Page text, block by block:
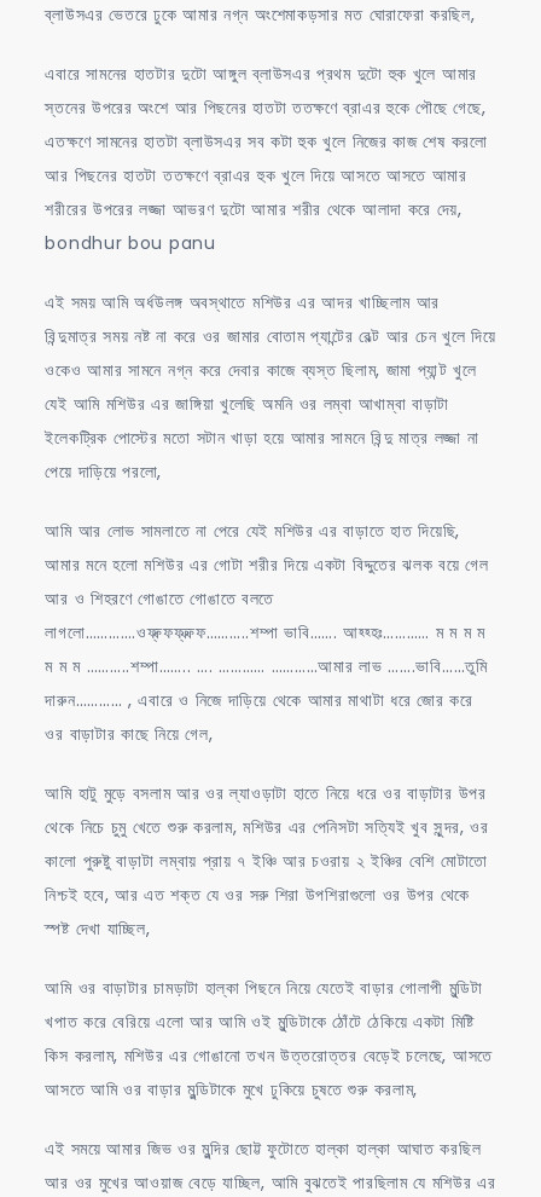
ব্লাউসএর ভেতরে ঢুকে আমার নগ্ন অংশেমাকড়সার মত ঘোরাফেরা করছিল,
এবারে সামনের হাতটার দুটো আঙ্গুল ব্লাউসএর প্রথম দুটো হুক খুলে আমার
স্তনের উপরের অংশে আর পিছনের হাতটা ততক্ষণে ব্রাএর হুকে পৌছে গেছে,
এতক্ষণে সামনের হাতটা ব্লাউসএর সব কটা হুক খুলে নিজের কাজ শেষ করলো
আর পিছনের হাতটা ততক্ষণে ব্রাএর হুক খুলে দিয়ে আসতে আসতে আমার
শরীরের উপরের লজ্জা আভরণ দুটো আমার শরীর থেকে আলাদা করে দেয়,
bondhur bou panu
এই সময় আমি অর্ধউলঙ্গ অবস্থাতে মশিউর এর আদর খাচ্ছিলাম আর
বিন্দুমাত্র সময় নষ্ট না করে ওর জামার বোতাম প্যান্টের বেল্ট আর চেন খুলে দিয়ে
ওকেও আমার সামনে নগ্ন করে দেবার কাজে ব্যস্ত ছিলাম, জামা প্যান্ট খুলে
যেই আমি মশিউর এর জাঙ্গিয়া খুলেছি অমনি ওর লম্বা আখাম্বা বাড়াটা
ইলেকট্রিক পোস্টের মতো সটান খাড়া হয়ে আমার সামনে বিন্দু মাত্র লজ্জা না
পেয়ে দাড়িয়ে পরলো,
আমি আর লোভ সামলাতে না পেরে যেই মশিউর এর বাড়াতে হাত দিয়েছি,
আমার মনে হলো মশিউর এর গোটা শরীর দিয়ে একটা বিদ্দুতের ঝলক বয়ে গেল
আর ও শিহরণে গোঙাতে গোঙাতে বলতে
লাগলো………….ওফ্ফ্ফফ্ফ্ফ্ফ………..শম্পা ভাবি……. আহ্হ্হঃ………… ম ম ম ম
ম ম ম ………..শম্পা…….. …. ………… …………আমার লাভ …….ভাবি……তুমি
দারুন………… , এবারে ও নিজে দাড়িয়ে থেকে আমার মাথাটা ধরে জোর করে
ওর বাড়াটার কাছে নিয়ে গেল,
আমি হাটু মুড়ে বসলাম আর ওর ল্যাওড়াটা হাতে নিয়ে ধরে ওর বাড়াটার উপর
থেকে নিচে চুমু খেতে শুরু করলাম, মশিউর এর পেনিসটা সত্যিই খুব সুন্দর, ওর
কালো পুরুষ্টু বাড়াটা লম্বায় প্রায় ৭ ইঞ্চি আর চওরায় ২ ইঞ্চির বেশি মোটাতো
নিশ্চই হবে, আর এত শক্ত যে ওর সরু শিরা উপশিরাগুলো ওর উপর থেকে
স্পষ্ট দেখা যাচ্ছিল,
আমি ওর বাড়াটার চামড়াটা হাল্কা পিছনে নিয়ে যেতেই বাড়ার গোলাপী মুন্ডিটা
খপাত করে বেরিয়ে এলো আর আমি ওই মুন্ডিটাকে ঠোঁটে ঠেকিয়ে একটা মিষ্টি
কিস করলাম, মশিউর এর গোঙানো তখন উত্তরোত্তর বেড়েই চলেছে, আসতে
আসতে আমি ওর বাড়ার মুন্ডিটাকে মুখে ঢুকিয়ে চুষতে শুরু করলাম,
এই সময়ে আমার জিভ ওর মুন্দির ছোট্ট ফুটোতে হাল্কা হাল্কা আঘাত করছিল
আর ওর মুখের আওয়াজ বেড়ে যাচ্ছিল, আমি বুঝতেই পারছিলাম যে মশিউর এর